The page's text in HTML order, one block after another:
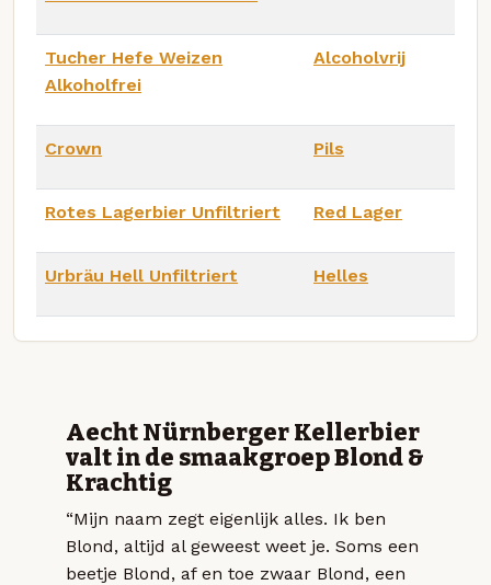
Tucher Hefe Weizen
Alkoholfrei
Alcoholvrij
Crown Pils
Rotes Lagerbier Unfiltriert Red Lager
Urbräu Hell Unfiltriert Helles
Aecht Nürnberger Kellerbier
valt in de smaakgroep Blond &
Krachtig
“Mijn naam zegt eigenlijk alles. Ik ben
Blond, altijd al geweest weet je. Soms een
beetje Blond, af en toe zwaar Blond, een